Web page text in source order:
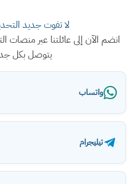
لا تفوت جديد
انضم الآن إلى عائلتنا عبر
يتوصل بكل
واتساب
تيليجرام